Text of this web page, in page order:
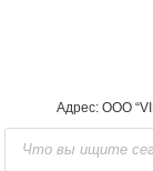
Адрес: ООО